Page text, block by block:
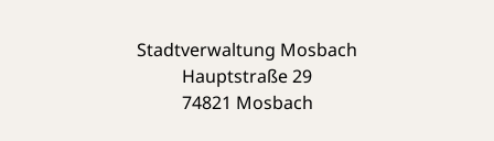
Stadtverwaltung Mosbach
Hauptstraße 29
74821 Mosbach